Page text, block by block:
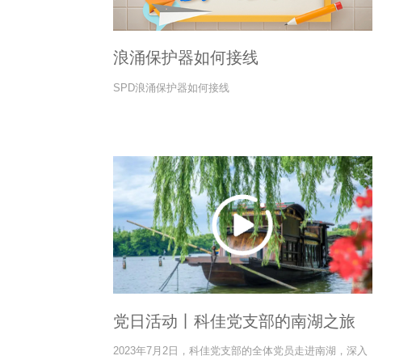
浪涌保护器如何接线
SPD浪涌保护器如何接线
党日活动丨科佳党支部的南湖之旅
2023年7月2日，科佳党支部的全体党员走进南湖，深入